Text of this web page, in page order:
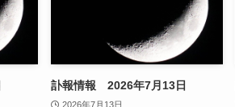
訃報情報 2026年7月13日
2026年7月13日